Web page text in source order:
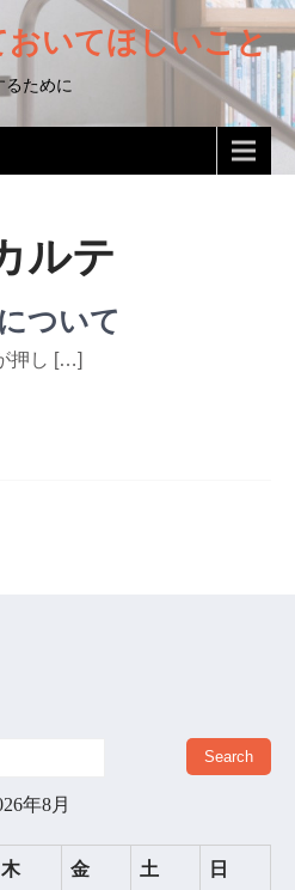
おいてほしいこと
ために
ルテ
ついて
押し […]
年8月
木 金 土 日